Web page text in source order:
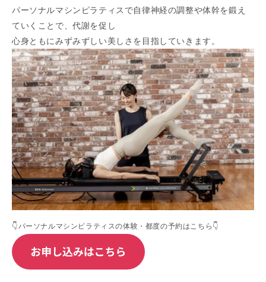
パーソナルマシンピラティスで自律神経の調整や体幹を鍛え
ていくことで、代謝を促し
心身ともにみずみずしい美しさを目指していきます。
👇パーソナルマシンピラティスの体験・都度の予約はこちら👇